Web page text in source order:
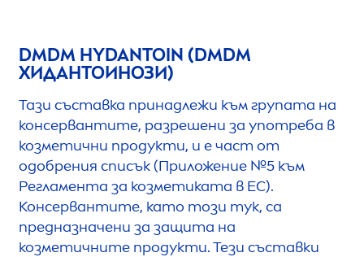
DMDM HYDANTOIN (DMDM
ХИДАНТОИНОЗИ)
Тази съставка принадлежи към групата на
консервантите, разрешени за употреба в
козметични продукти, и е част от
одобрения списък (Приложение №5 към
Регламента за козметиката в ЕС).
Консервантите, като този тук, са
предназначени за защита на
козметичните продукти. Тези съставки